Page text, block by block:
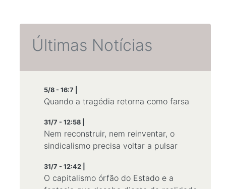
Últimas Notícias
5/8 - 16:7 |
Quando a tragédia retorna como farsa
31/7 - 12:58 |
Nem reconstruir, nem reinventar, o
sindicalismo precisa voltar a pulsar
31/7 - 12:42 |
O capitalismo órfão do Estado e a